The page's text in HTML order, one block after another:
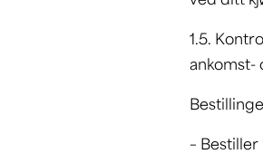
1.5.
ankomst-
–